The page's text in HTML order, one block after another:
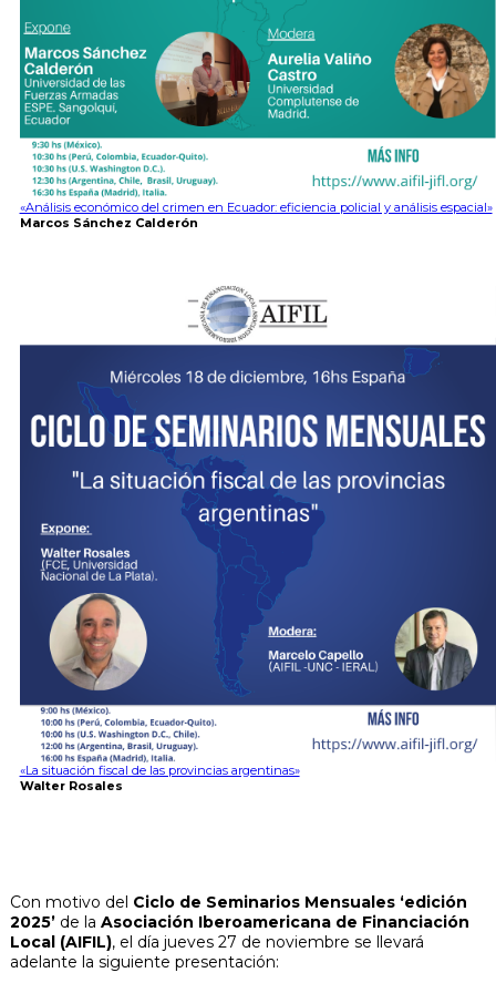
«Análisis económico del crimen en Ecuador: eficiencia policial y análisis espacial»
Marcos Sánchez Calderón
«La situación fiscal de las provincias argentinas»
Walter Rosales
Con motivo del Ciclo de Seminarios Mensuales ‘edición
2025’de la Asociación Iberoamericana de Financiación
Local (AIFIL), el día jueves 27 de noviembre se llevará
adelante la siguiente presentación: